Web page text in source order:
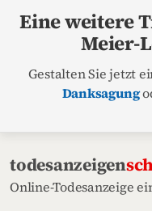
Eine weitere
Meier-
Gestalten Sie jetzt
Danksagung
todesanzeigen
Online-Todesanzeige